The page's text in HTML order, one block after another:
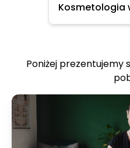
Kosmetologia
Poniżej prezentujemy